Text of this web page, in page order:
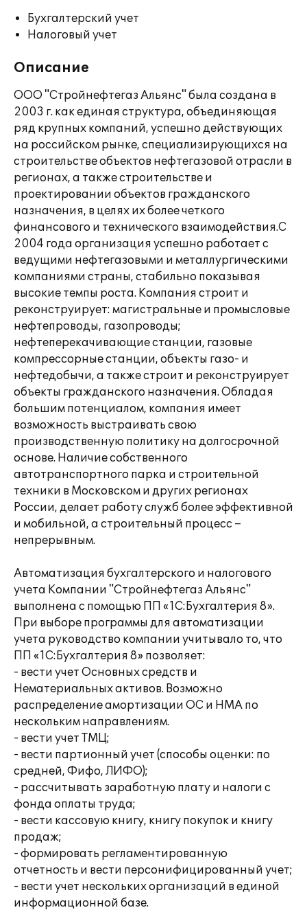
Бухгалтерский учет
Налоговый учет
Описание
ООО "Стройнефтегаз Альянс" была создана в
2003 г. как единая структура, объединяющая
ряд крупных компаний, успешно действующих
на российском рынке, специализирующихся на
строительстве объектов нефтегазовой отрасли в
регионах, а также строительстве и
проектировании объектов гражданского
назначения, в целях их более четкого
финансового и технического взаимодействия.С
2004 года организация успешно работает с
ведущими нефтегазовыми и металлургическими
компаниями страны, стабильно показывая
высокие темпы роста. Компания строит и
реконструирует: магистральные и промысловые
нефтепроводы, газопроводы;
нефтеперекачивающие станции, газовые
компрессорные станции, объекты газо- и
нефтедобычи, а также строит и реконструирует
объекты гражданского назначения. Обладая
большим потенциалом, компания имеет
возможность выстраивать свою
производственную политику на долгосрочной
основе. Наличие собственного
автотранспортного парка и строительной
техники в Московском и других регионах
России, делает работу служб более эффективной
и мобильной, а строительный процесс –
непрерывным.
Автоматизация бухгалтерского и налогового
учета Компании "Стройнефтегаз Альянс"
выполнена с помощью ПП «1С:Бухгалтерия 8».
При выборе программы для автоматизации
учета руководство компании учитывало то, что
ПП «1С:Бухгалтерия 8» позволяет:
- вести учет Основных средств и
Нематериальных активов. Возможно
распределение амортизации ОС и НМА по
нескольким направлениям.
- вести учет ТМЦ;
- вести партионный учет (способы оценки: по
средней, Фифо, ЛИФО);
- рассчитывать заработную плату и налоги с
фонда оплаты труда;
- вести кассовую книгу, книгу покупок и книгу
продаж;
- формировать регламентированную
отчетность и вести персонифицированный учет;
- вести учет нескольких организаций в единой
информационной базе.